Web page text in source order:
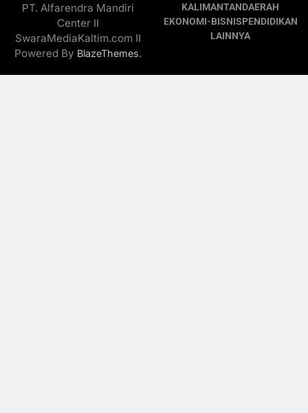
PT. Alfarendra Mandiri
Center II
SwaraMediaKaltim.com II
Powered By BlazeThemes.
KALIMANTANDAERAH
EKONOMI-BISNISPENDIDIKAN
LAINNYA